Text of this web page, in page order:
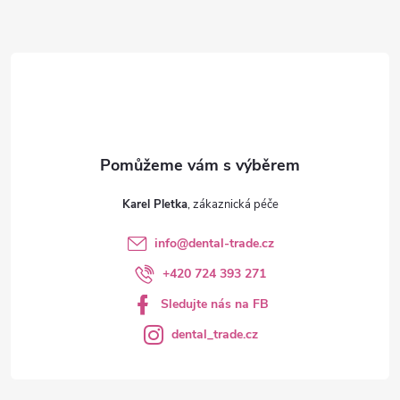
Karel Pletka
info@dental-trade.cz
+420 724 393 271
Sledujte nás na FB
dental_trade.cz